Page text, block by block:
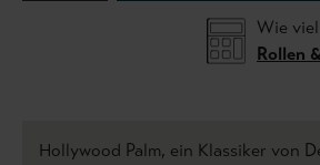
Wie
Rollen
Hollywood Palm, ein Klassiker von